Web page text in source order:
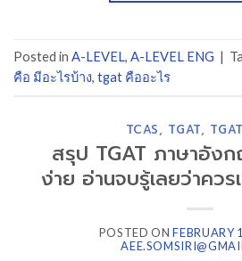
Posted in A-LEVEL, A-LEVEL ENG |
คือ มีอะไรบ้าง, tgat คืออะไร
TCAS, TGAT,
สรุป TGAT ภาษาอังก
ง่าย อ่านจบรู้เลยว่าคว
POSTED ONFEBRUARY